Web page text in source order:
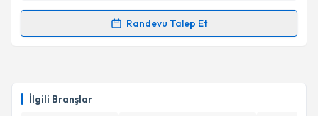
İlgili Branşlar
kapsamda işlenmesini kabul ediyorum.
Randevu Talep Et
Randevu Takvimi Talebi
takvim hazırlandığında e-posta ile bilgilendireceğiz.